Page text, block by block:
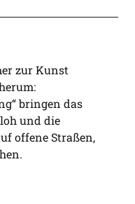
zur Kunst
bringen das
und die
offene Straßen,